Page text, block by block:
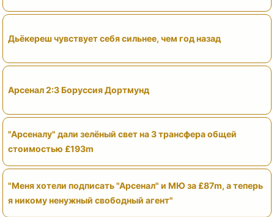
Дьёкереш чувствует себя сильнее, чем год назад
Арсенал 2:3 Боруссия Дортмунд
"Арсеналу" дали зелёный свет на 3 трансфера общей
стоимостью £193m
"Меня хотели подписать "Арсенал" и МЮ за £87m, а теперь
я никому ненужный свободный агент"